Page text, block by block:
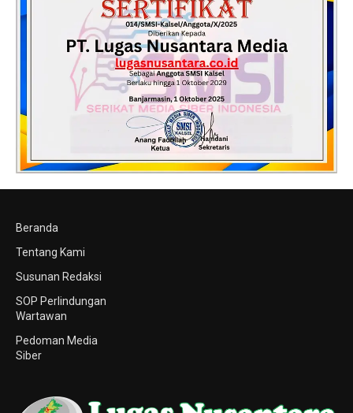
Beranda
Tentang Kami
Susunan Redaksi
SOP Perlindungan
Wartawan
Pedoman Media
Siber